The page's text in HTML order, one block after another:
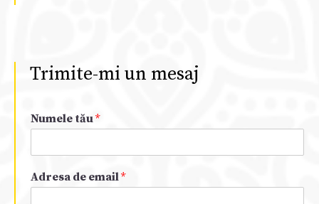
Trimite-mi un mesaj
Numele tău*
Adresa de email*